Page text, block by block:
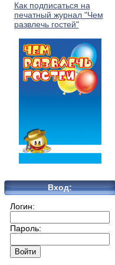
Как подписаться на
печатный журнал "Чем
развлечь гостей"
Вход:
Логин:
Пароль: